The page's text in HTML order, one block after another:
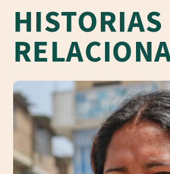
HISTORIAS